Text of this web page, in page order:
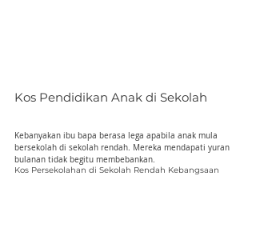
Kos Pendidikan Anak di Sekolah
Kebanyakan ibu bapa berasa lega apabila anak mula
bersekolah di sekolah rendah. Mereka mendapati yuran
bulanan tidak begitu membebankan.
Kos Persekolahan di Sekolah Rendah Kebangsaan